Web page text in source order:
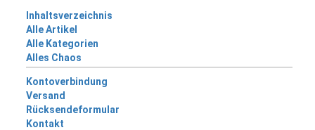
Inhaltsverzeichnis
Alle Artikel
Alle Kategorien
Alles Chaos
Kontoverbindung
Versand
Rücksendeformular
Kontakt